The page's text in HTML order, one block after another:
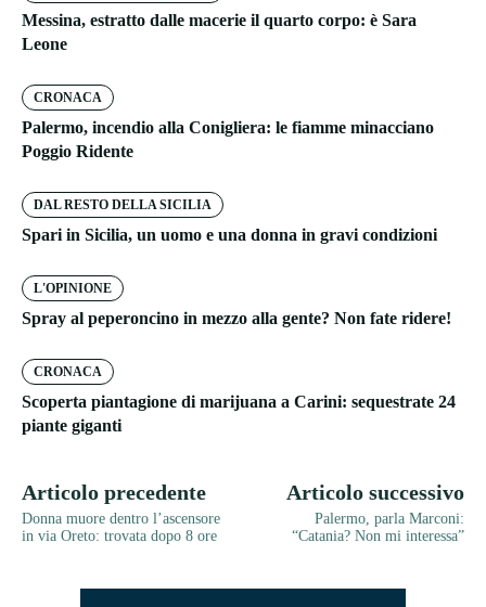
Messina, estratto dalle macerie il quarto corpo: è Sara
Leone
CRONACA
Palermo, incendio alla Conigliera: le fiamme minacciano
Poggio Ridente
DAL RESTO DELLA SICILIA
Spari in Sicilia, un uomo e una donna in gravi condizioni
L'OPINIONE
Spray al peperoncino in mezzo alla gente? Non fate ridere!
CRONACA
Scoperta piantagione di marijuana a Carini: sequestrate 24
piante giganti
Articolo precedente
Donna muore dentro l’ascensore
in via Oreto: trovata dopo 8 ore
Articolo successivo
Palermo, parla Marconi:
“Catania? Non mi interessa”